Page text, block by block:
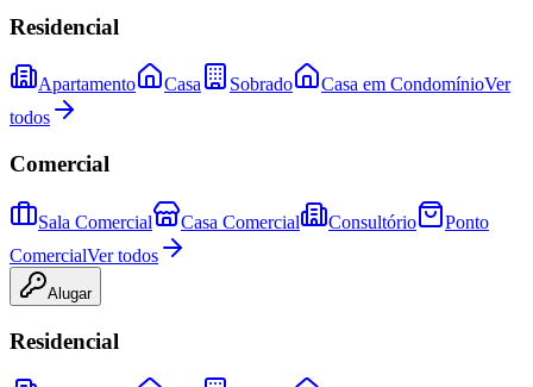
Residencial
Apartamento Casa Sobrado Casa em CondomínioVer
todos
Comercial
Sala Comercial Casa Comercial Consultório
Ponto
ComercialVer todos
Alugar
Residencial